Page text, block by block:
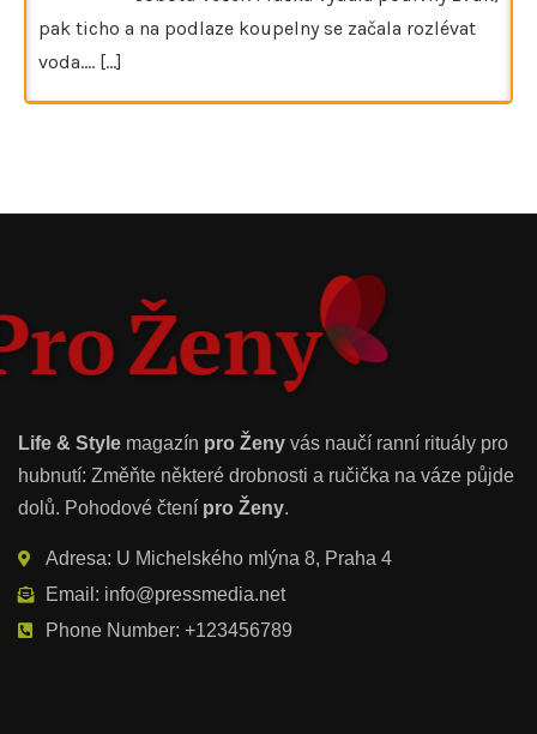
pak ticho a na podlaze koupelny se začala rozlévat
voda.… [...]
Life & Style magazín pro Ženy vás naučí ranní rituály pro
hubnutí: Změňte některé drobnosti a ručička na váze půjde
dolů. Pohodové čtení pro Ženy.
Adresa: U Michelského mlýna 8, Praha 4
Email: info@pressmedia.net
Phone Number: +123456789